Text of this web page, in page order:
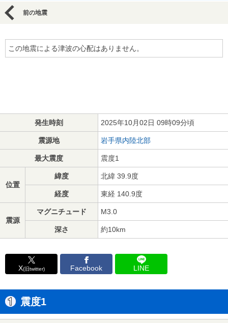
前の地震
この地震による津波の心配はありません。
発生時刻 2025年10月02日 09時09分頃
震源地 岩手県内陸北部
最大震度 震度1
位置
緯度 北緯 39.9度
経度 東経 140.9度
震源
マグニチュード M3.0
深さ 約10km
X(旧twitter) Facebook LINE
震度1